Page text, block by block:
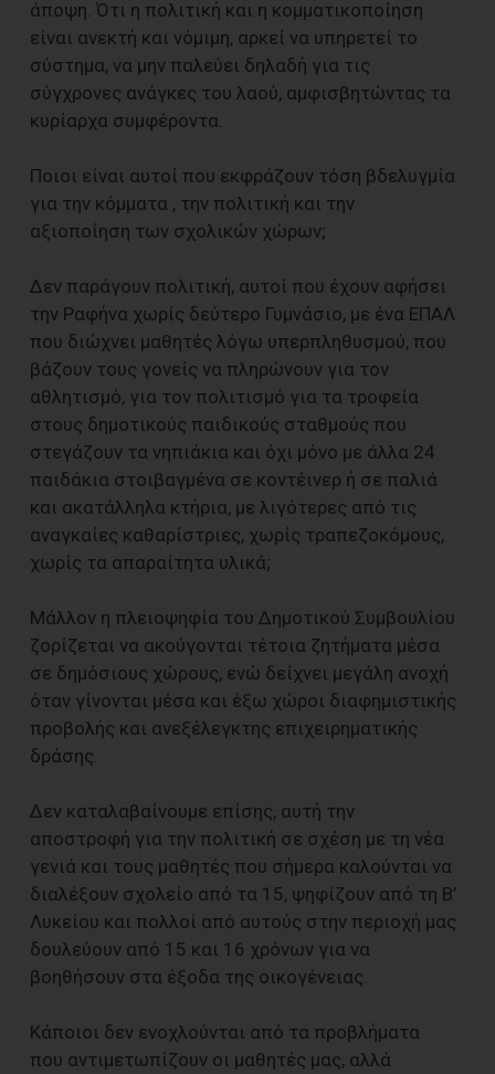
άποψη. Ότι η πολιτική και η κομματικοποίηση
είναι ανεκτή και νόμιμη, αρκεί να υπηρετεί το
σύστημα, να μην παλεύει δηλαδή για τις
σύγχρονες ανάγκες του λαού, αμφισβητώντας τα
κυρίαρχα συμφέροντα.
Ποιοι είναι αυτοί που εκφράζουν τόση βδελυγμία
για την κόμματα , την πολιτική και την
αξιοποίηση των σχολικών χώρων;
Δεν παράγουν πολιτική, αυτοί που έχουν αφήσει
την Ραφήνα χωρίς δεύτερο Γυμνάσιο, με ένα ΕΠΑΛ
που διώχνει μαθητές λόγω υπερπληθυσμού, που
βάζουν τους γονείς να πληρώνουν για τον
αθλητισμό, για τον πολιτισμό για τα τροφεία
στους δημοτικούς παιδικούς σταθμούς που
στεγάζουν τα νηπιάκια και όχι μόνο με άλλα 24
παιδάκια στοιβαγμένα σε κοντέινερ ή σε παλιά
και ακατάλληλα κτήρια, με λιγότερες από τις
αναγκαίες καθαρίστριες, χωρίς τραπεζοκόμους,
χωρίς τα απαραίτητα υλικά;
Μάλλον η πλειοψηφία του Δημοτικού Συμβουλίου
ζορίζεται να ακούγονται τέτοια ζητήματα μέσα
σε δημόσιους χώρους, ενώ δείχνει μεγάλη ανοχή
όταν γίνονται μέσα και έξω χώροι διαφημιστικής
προβολής και ανεξέλεγκτης επιχειρηματικής
δράσης.
Δεν καταλαβαίνουμε επίσης, αυτή την
αποστροφή για την πολιτική σε σχέση με τη νέα
γενιά και τους μαθητές που σήμερα καλούνται να
διαλέξουν σχολείο από τα 15, ψηφίζουν από τη Β’
Λυκείου και πολλοί από αυτούς στην περιοχή μας
δουλεύουν από 15 και 16 χρόνων για να
βοηθήσουν στα έξοδα της οικογένειας.
Κάποιοι δεν ενοχλούνται από τα προβλήματα
που αντιμετωπίζουν οι μαθητές μας, αλλά